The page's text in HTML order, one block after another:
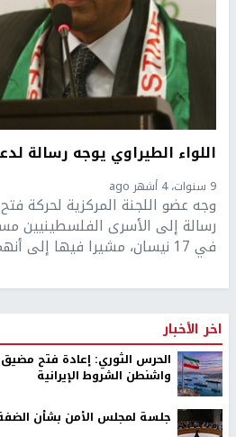
اللواء الطيراوي يوجه رسالة
9 سنوات، 4 أشهر ago
وجه عضو اللجنة المركزية لحركة
رسالة إلى الأسرى الفلسطينيين
في 17 نيسان، مشيرا فيها إلى أنهم يرسمون ...
اخر الأخبار
الحرس الثوري: إعادة فتح
واشنطن الشروط الإيرانية
جلسة لمجلس الأمن بشأن الضفة